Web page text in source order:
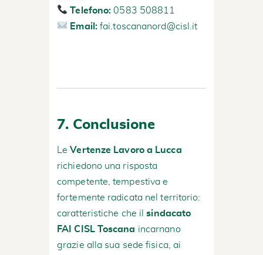
Telefono: 0583 508811
Email: fai.toscananord@cisl.it
7. Conclusione
LeVertenze Lavoro a Lucca
richiedono una risposta
competente, tempestiva e
fortemente radicata nel territorio:
caratteristiche che ilsindacato
FAI CISL Toscana incarnano
grazie alla sua sede fisica, ai